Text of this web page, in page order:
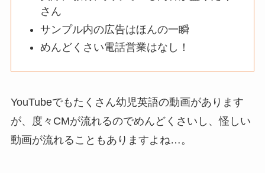
さん
サンプル内の広告はほんの一瞬
めんどくさい電話営業はなし！
YouTubeでもたくさん幼児英語の動画があります
が、度々CMが流れるのでめんどくさいし、怪しい
動画が流れることもありますよね…。